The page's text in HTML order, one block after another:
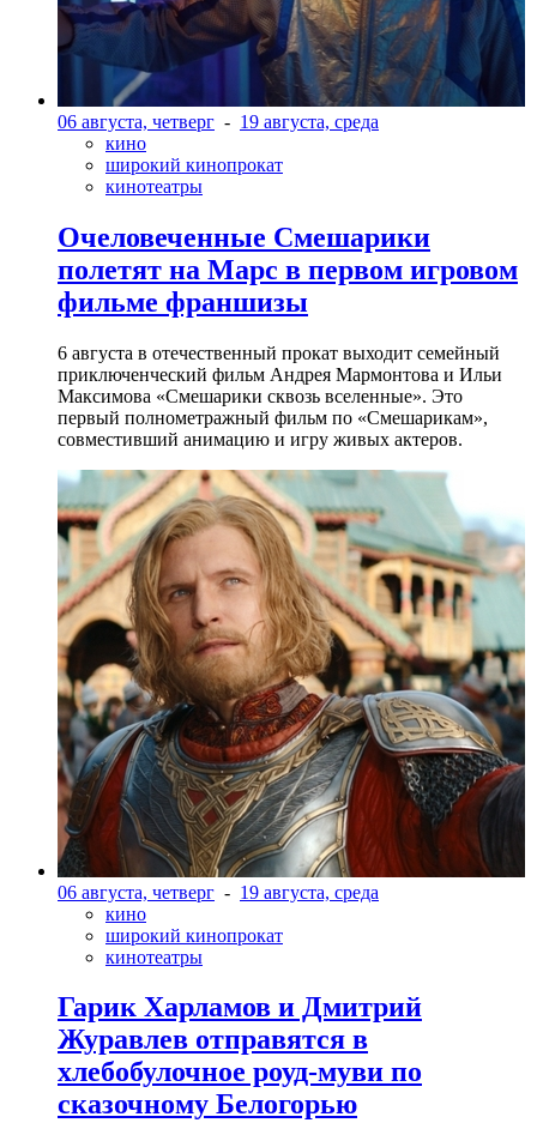
06 августа, четверг - 19 августа, среда
кино
широкий кинопрокат
кинотеатры
Очеловеченные Смешарики
полетят на Марс в первом игровом
фильме франшизы
6 августа в отечественный прокат выходит семейный
приключенческий фильм Андрея Мармонтова и Ильи
Максимова «Смешарики сквозь вселенные». Это
первый полнометражный фильм по «Смешарикам»,
совместивший анимацию и игру живых актеров.
06 августа, четверг - 19 августа, среда
кино
широкий кинопрокат
кинотеатры
Гарик Харламов и Дмитрий
Журавлев отправятся в
хлебобулочное роуд-муви по
сказочному Белогорью